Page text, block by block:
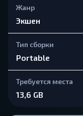
Жанр
Экшен
Тип сборки
Portable
Требуется места
13,6 GB